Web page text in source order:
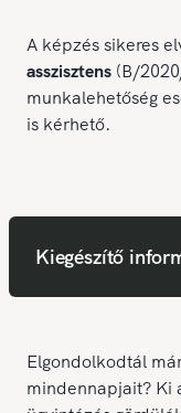
A képzés sikeres
asszisztens (B/
munkalehetőség
is kérhető.
Kiegészítő
Elgondolkodtál
mindennapjait? Ki